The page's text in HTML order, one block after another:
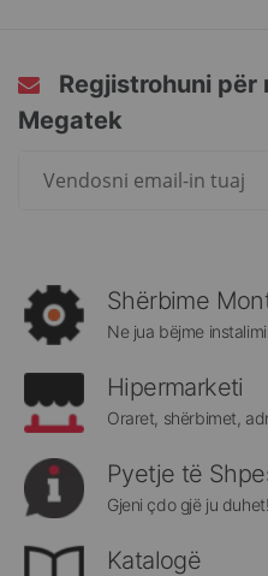
Regjistrohuni për
Megatek
rreth
Megatek:
Shërbime
Ne jua bëjme
Hipermarketi
Oraret, shërbimet,
Pyetje të
Gjeni çdo gjë ju duhet!
Katalogë